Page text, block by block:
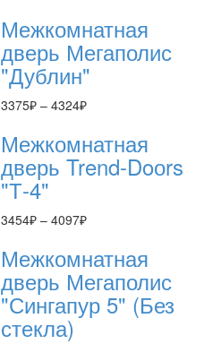
3375₽
–
3984₽
Межкомнатная
дверь Мегаполис
"Дублин"
3375₽ – 4324₽Диапазон
3375₽
–
4324₽
Межкомнатная
дверь Trend-Doоrs
"Т-4"
3454₽ – 4097₽Диапазон
3454₽
–
4097₽
Межкомнатная
дверь Мегаполис
"Сингапур 5" (Без
стекла)